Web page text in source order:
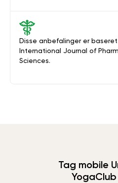
Disse anbefalinger er
International Journal of
Sciences.
Tag mobile